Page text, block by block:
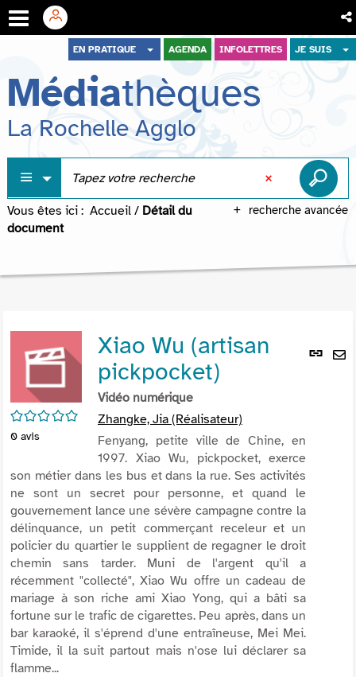
menu
contenu
recherche
EN PRATIQUE AGENDA INFOLETTRES JE SUIS
Médiathèques
La Rochelle Agglo
recherche avancée
Vous êtes ici : Accueil / Détail du
document
Lien
/5
0 avis
Xiao Wu (artisan
pickpocket)
Vidéo numérique
Zhangke, Jia (Réalisateur)
Fenyang, petite ville de Chine, en
1997. Xiao Wu, pickpocket, exerce
son métier dans les bus et dans la rue. Ses activités
ne sont un secret pour personne, et quand le
gouvernement lance une sévère campagne contre la
délinquance, un petit commerçant receleur et un
policier du quartier le supplient de regagner le droit
chemin sans tarder. Muni de l'argent qu'il a
récemment "collecté", Xiao Wu offre un cadeau de
mariage à son riche ami Xiao Yong, qui a bâti sa
fortune sur le trafic de cigarettes. Peu après, dans un
bar karaoké, il s'éprend d'une entraîneuse, Mei Mei.
Timide, il la suit partout mais n'ose lui déclarer sa
flamme...